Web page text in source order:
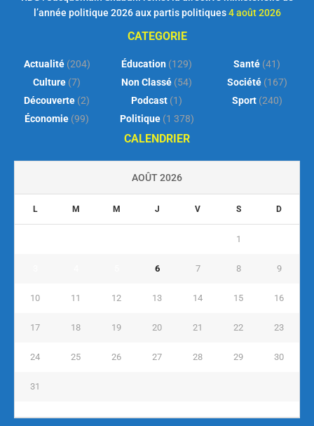
l’année politique 2026 aux partis politiques 4 août 2026
CATEGORIE
Actualité(204)
Culture (7)
Découverte (2)
Économie (99)
Éducation (129)
Non Classé (54)
Podcast (1)
Politique(1 378)
Santé (41)
Société(167)
Sport(240)
CALENDRIER
AOÛT 2026
L M M J V S D
1
6 7 8 9
10 11 12 13 14 15 16
17 18 19 20 21 22 23
24 25 26 27 28 29 30
31